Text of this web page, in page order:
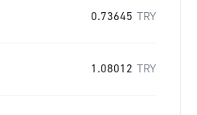
0.73645 TRY
1.08012 TRY